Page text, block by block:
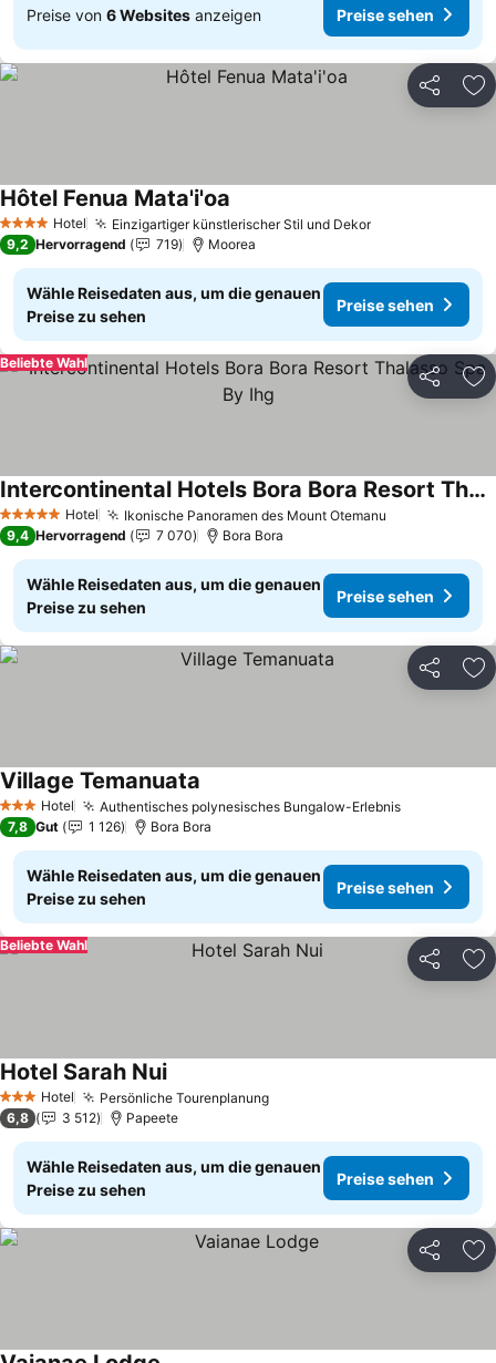
Preise von 6 Websites anzeigen Preise sehen
Teilen
4 Sterne Hotel Einzigartiger künstlerischer Stil und DekorPreise sehen
Hôtel Fenua Mata'i'oa
9,2 Hervorragend 719 Moorea
Wähle Reisedaten aus, um die genauen
Preise zu sehen
Preise sehen
Teilen
Beliebte Wahl
5 Sterne Hotel Ikonische Panoramen des Mount Otemanu
Intercontinental Hotels Bora Bora Resort Thalasso Spa By Ihg
Preise sehen
9,4 Hervorragend 7 070 Bora Bora
Wähle Reisedaten aus, um die genauen
Preise zu sehen
Preise sehen
Teilen
3 SterneHotel Authentisches polynesisches Bungalow-ErlebnisPreise
Village Temanuata
7,8 Gut 1 126 Bora Bora
Wähle Reisedaten aus, um die genauen
Preise zu sehen
Preise sehen
Teilen
Beliebte Wahl
3 SterneHotel Persönliche TourenplanungPreise sehen
Hotel Sarah NuiPreise sehen
6,8 3 512 Papeete
Wähle Reisedaten aus, um die genauen
Preise zu sehen
Preise sehen
Teilen